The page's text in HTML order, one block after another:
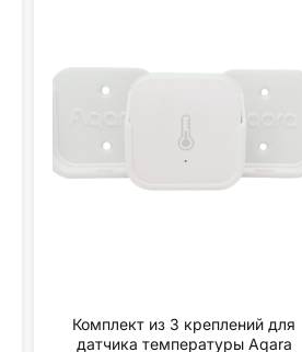
Комплект из 3 креплений для
датчика температуры Aqara